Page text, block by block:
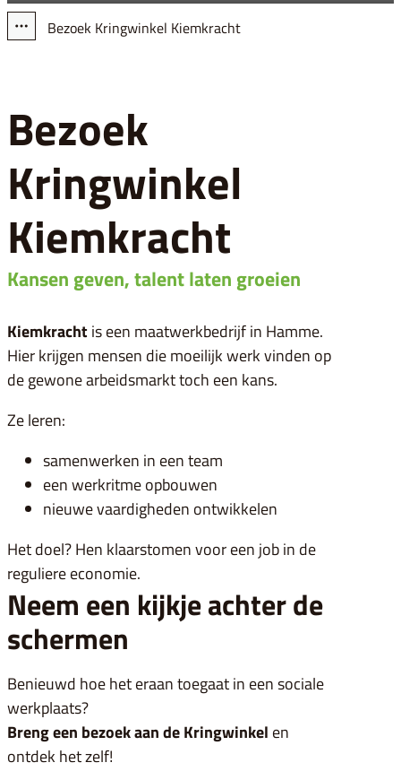
Toon alle broodkruimel items
Bezoek Kringwinkel Kiemkracht
Bezoek
Kringwinkel
Kiemkracht
Kansen geven, talent laten groeien
Kiemkrachtis een maatwerkbedrijf in Hamme.
Hier krijgen mensen die moeilijk werk vinden op
de gewone arbeidsmarkt toch een kans.
Ze leren:
samenwerken in een team
een werkritme opbouwen
nieuwe vaardigheden ontwikkelen
Het doel? Hen klaarstomen voor een job in de
reguliere economie.
Neem een kijkje achter de
schermen
Benieuwd hoe het eraan toegaat in een sociale
werkplaats?
Breng een bezoek aan de Kringwinkel en
ontdek het zelf!